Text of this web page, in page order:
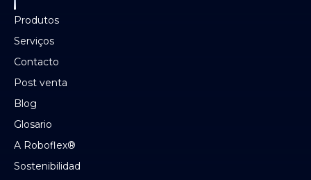
Produtos
Serviços
Contacto
Post venta
Blog
Glosario
A Roboflex®
Sostenibilidad